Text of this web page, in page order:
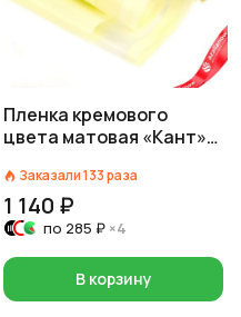
Пленка кремового
цвета матовая «Кант»,
Заказали133раза
1 140 ₽
по 285 ₽ ×4
В корзину